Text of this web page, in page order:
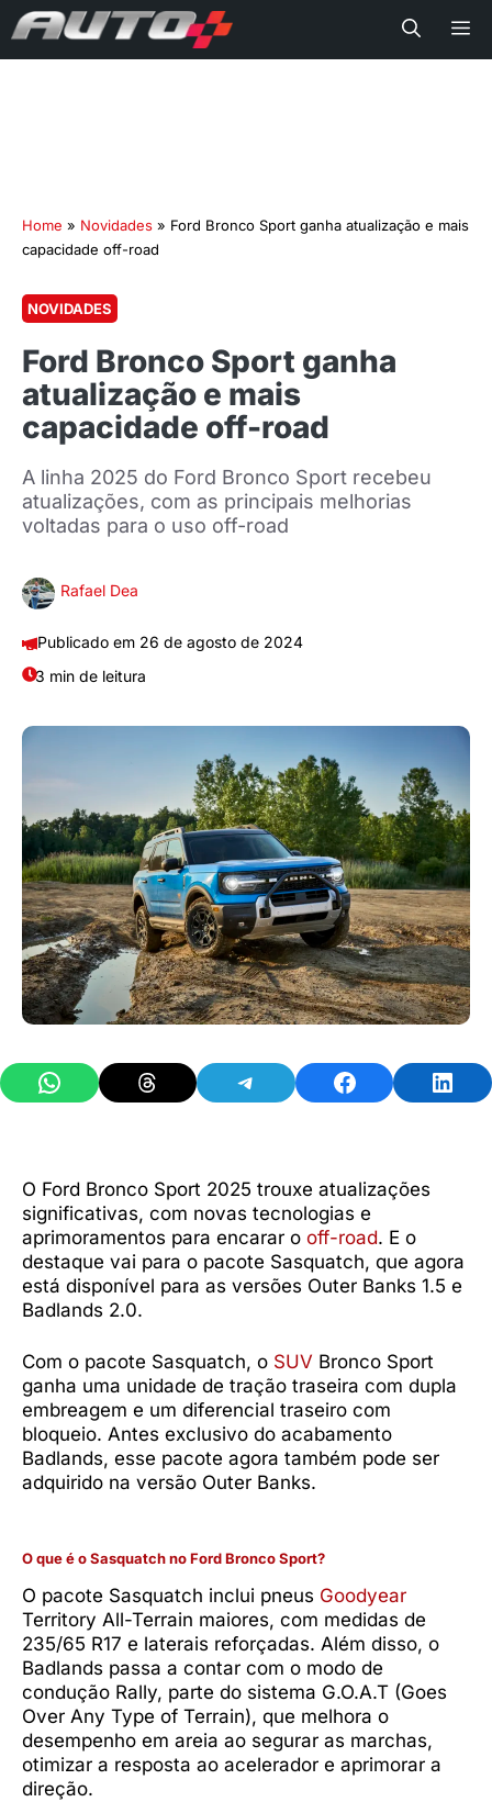
Home » Novidades » Ford Bronco Sport ganha atualização e mais
capacidade off-road
NOVIDADES
Ford Bronco Sport ganha
atualização e mais
capacidade off-road
A linha 2025 do Ford Bronco Sport recebeu
atualizações, com as principais melhorias
voltadas para o uso off-road
Rafael Dea
26 de agosto de 2024
3 min de leitura
Share on WhatsAppShare on ThreadsShare on TelegramShare on Facebook
O Ford Bronco Sport 2025 trouxe atualizações
significativas, com novas tecnologias e
aprimoramentos para encarar o off-road. E o
destaque vai para o pacote Sasquatch, que agora
está disponível para as versões Outer Banks 1.5 e
Badlands 2.0.
Com o pacote Sasquatch, o SUV Bronco Sport
ganha uma unidade de tração traseira com dupla
embreagem e um diferencial traseiro com
bloqueio. Antes exclusivo do acabamento
Badlands, esse pacote agora também pode ser
adquirido na versão Outer Banks.
O que é o Sasquatch no Ford Bronco Sport?
O pacote Sasquatch inclui pneus Goodyear
Territory All-Terrain maiores, com medidas de
235/65 R17 e laterais reforçadas. Além disso, o
Badlands passa a contar com o modo de
condução Rally, parte do sistema G.O.A.T (Goes
Over Any Type of Terrain), que melhora o
desempenho em areia ao segurar as marchas,
otimizar a resposta ao acelerador e aprimorar a
direção.